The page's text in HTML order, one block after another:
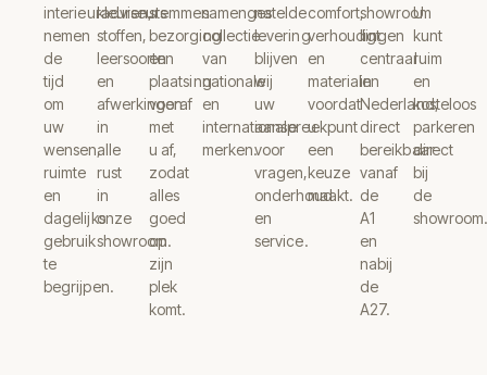
interieuradviseurs
nemen
de
tijd
om
uw
wensen,
ruimte
en
dagelijks
gebruik
te
begrijpen.
kleuren,
stoffen,
leersoorten
en
afwerkingen
in
alle
rust
in
onze
showroom.
stemmen
bezorging
en
plaatsing
vooraf
met
u af,
zodat
alles
goed
op
zijn
plek
komt.
samengestelde
collectie
van
nationale
en
internationale
merken.
na
levering
blijven
wij
uw
aanspreekpunt
voor
vragen,
onderhoud
en
service.
comfort,
verhoudingen
en
materialen
voordat
u
een
keuze
maakt.
showroom
ligt
centraal
in
Nederland,
direct
bereikbaar
vanaf
de
A1
en
nabij
de
A27.
U
kunt
ruim
en
kosteloos
parkeren
direct
bij
de